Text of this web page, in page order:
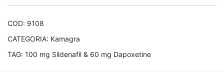
COD: 9108
CATEGORIA: Kamagra
TAG: 100 mg Sildenafil & 60 mg Dapoxetine